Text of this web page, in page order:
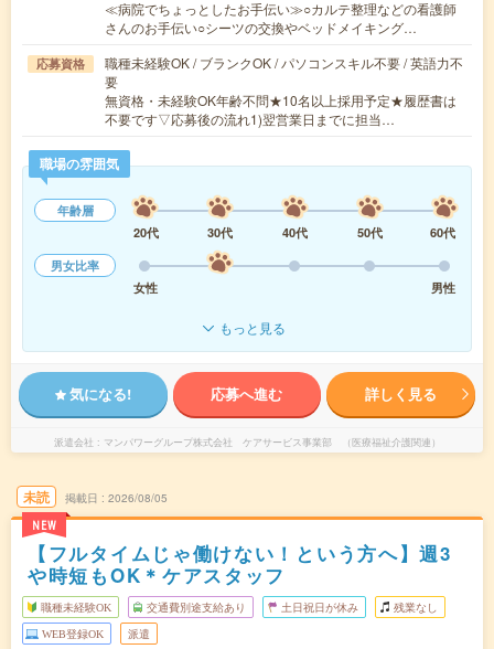
≪病院でちょっとしたお手伝い≫○カルテ整理などの看護師
さんのお手伝い○シーツの交換やベッドメイキング…
応募資格
職種未経験OK / ブランクOK / パソコンスキル不要 / 英語力不
要
無資格・未経験OK年齢不問★10名以上採用予定★履歴書は
不要です▽応募後の流れ1)翌営業日までに担当…
職場の雰囲気
年齢層
20代
30代 40代 50代
60代
男女比率
女性
男性
もっと見る
気になる! 応募へ進む 詳しく見る
派遣会社 マンパワーグループ株式会社 ケアサービス事業部 （医療福祉介護関連）
未読
NEW
掲載日 2026/08/05
【フルタイムじゃ働けない！という方へ】週3
や時短もOK＊ケアスタッフ
職種未経験OK 交通費別途支給あり 土日祝日が休み 残業なし
WEB登録OK 派遣